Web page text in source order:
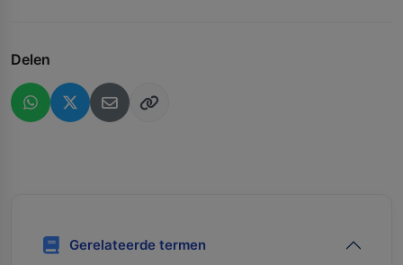
Delen
Gerelateerde termen